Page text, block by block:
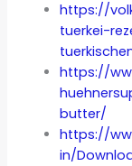
https://
tuerkei-
https://
butter/
https://
in/